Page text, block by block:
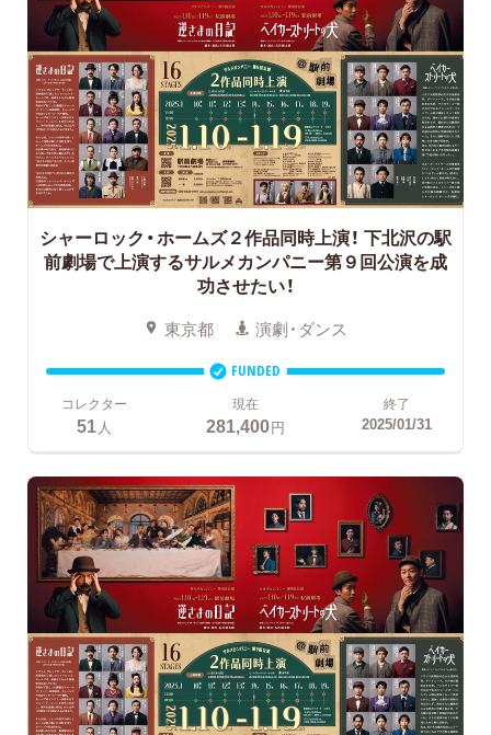
シャーロック・ホームズ２作品同時上演！ 下北沢の駅
前劇場で上演するサルメカンパニー第９回公演を成
功させたい！
東京都 演劇・ダンス
FUNDED
コレクター
51人
現在
281,400円
終了
2025/01/31